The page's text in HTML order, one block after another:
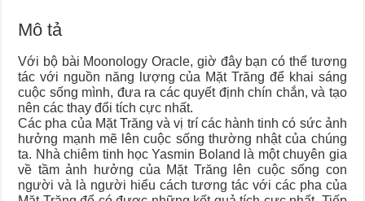
Mô tả
Với bộ bài Moonology Oracle, giờ đây bạn có thể tương
tác với nguồn năng lượng của Mặt Trăng để khai sáng
cuộc sống mình, đưa ra các quyết định chín chắn, và tạo
nên các thay đổi tích cực nhất.
Các pha của Mặt Trăng và vị trí các hành tinh có sức ảnh
hưởng mạnh mẽ lên cuộc sống thường nhật của chúng
ta. Nhà chiêm tinh học Yasmin Boland là một chuyên gia
về tầm ảnh hưởng của Mặt Trăng lên cuộc sống con
người và là người hiểu cách tương tác với các pha của